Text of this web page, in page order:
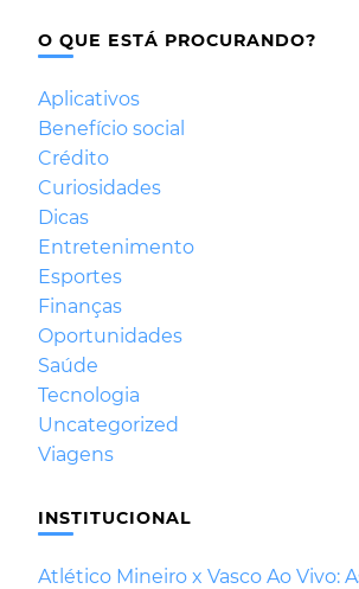
O QUE ESTÁ PROCURANDO?
Aplicativos
Benefício social
Crédito
Curiosidades
Dicas
Entretenimento
Esportes
Finanças
Oportunidades
Saúde
Tecnologia
Uncategorized
Viagens
INSTITUCIONAL
Atlético Mineiro x Vasco Ao Vivo: